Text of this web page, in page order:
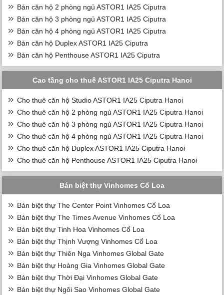
Bán căn hộ 2 phòng ngủ ASTOR1 IA25 Ciputra
Bán căn hộ 3 phòng ngủ ASTOR1 IA25 Ciputra
Bán căn hộ 4 phòng ngủ ASTOR1 IA25 Ciputra
Bán căn hộ Duplex ASTOR1 IA25 Ciputra
Bán căn hộ Penthouse ASTOR1 IA25 Ciputra
Cao tầng cho thuê ASTOR1 IA25 Ciputra Hanoi
Cho thuê căn hộ Studio ASTOR1 IA25 Ciputra Hanoi
Cho thuê căn hộ 2 phòng ngủ ASTOR1 IA25 Ciputra Hanoi
Cho thuê căn hộ 3 phòng ngủ ASTOR1 IA25 Ciputra Hanoi
Cho thuê căn hộ 4 phòng ngủ ASTOR1 IA25 Ciputra Hanoi
Cho thuê căn hộ Duplex ASTOR1 IA25 Ciputra Hanoi
Cho thuê căn hộ Penthouse ASTOR1 IA25 Ciputra Hanoi
Bán biệt thự Vinhomes Cổ Loa
Bán biệt thự The Center Point Vinhomes Cổ Loa
Bán biệt thự The Times Avenue Vinhomes Cổ Loa
Bán biệt thự Tinh Hoa Vinhomes Cổ Loa
Bán biệt thự Thịnh Vượng Vinhomes Cổ Loa
Bán biệt thự Thiên Nga Vinhomes Global Gate
Bán biệt thự Hoàng Gia Vinhomes Global Gate
Bán biệt thự Thời Đại Vinhomes Global Gate
Bán biệt thự Ngôi Sao Vinhomes Global Gate